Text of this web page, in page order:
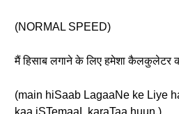
(NORMAL SPEED)
मैं हिसाब लगाने के लिए हमेशा कैलकुलेटर
(main hiSaab LagaaNe ke Liye
kaa iSTemaaL karaTaa huun.)